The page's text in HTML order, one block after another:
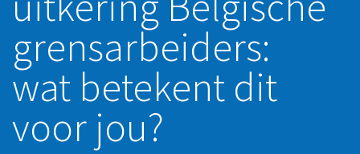
Bedrijfsoverdracht en opvolging
Business Intelligence
Corporate finance
Digitale Transformatie
Duurzaam ondernemen
Kennisdossiers
Over ons
Ons team
Contact
grensarbeiders:
wat betekent dit
voor jou?